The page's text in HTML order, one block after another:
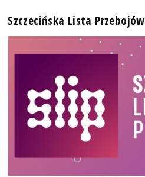
Szczecińska Lista Przebojów